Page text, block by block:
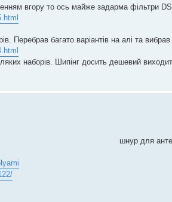
вгору то ось майже задарма фільтри
Перебрав багато варіантів на алі та
наборів. Шипінг досить дешевий
антен не боїться
-